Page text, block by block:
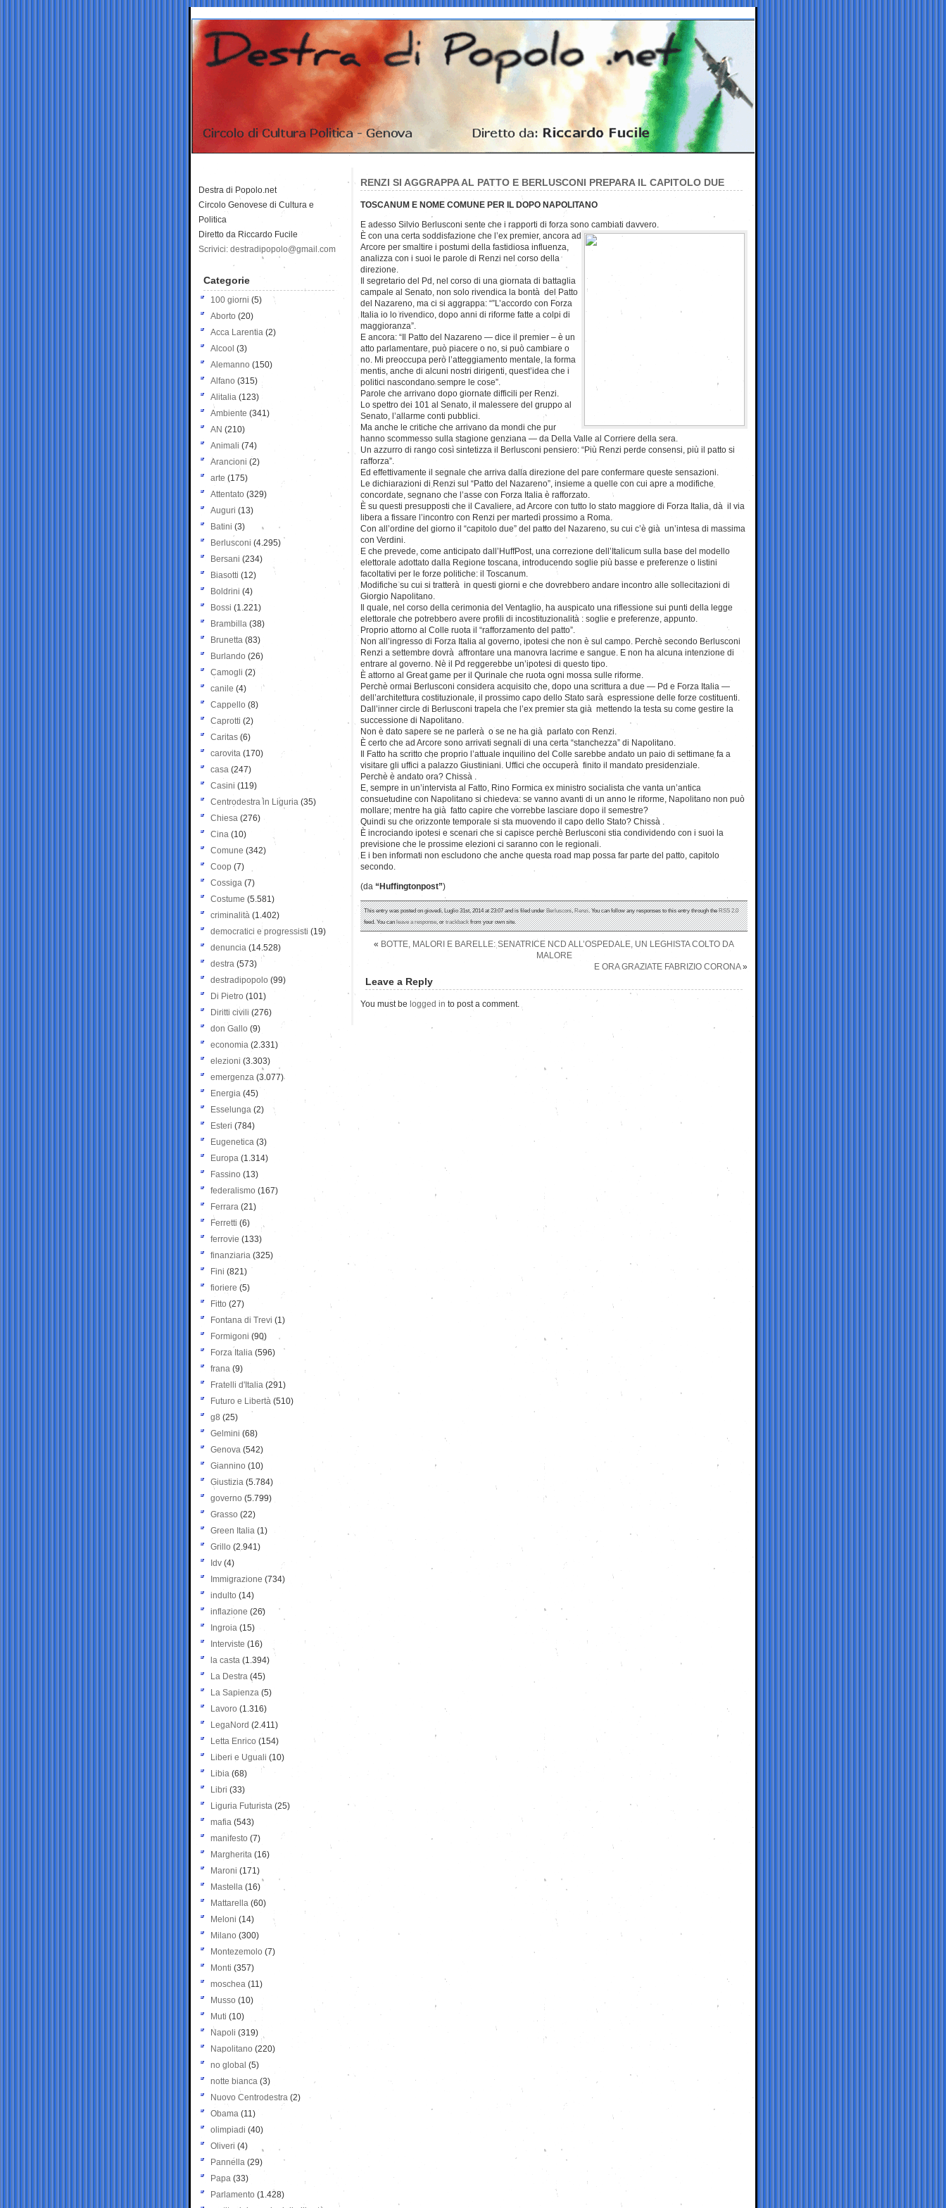
RENZI SI AGGRAPPA AL PATTO E BERLUSCONI PREPARA IL CAPITOLO DUE
TOSCANUM E NOME COMUNE PER IL DOPO NAPOLITANO
E adesso Silvio Berlusconi sente che i rapporti di forza sono cambiati davvero.
È con una certa soddisfazione che l’ex premier, ancora ad
Arcore per smaltire i postumi della fastidiosa influenza,
analizza con i suoi le parole di Renzi nel corso della
direzione.
Il segretario del Pd, nel corso di una giornata di battaglia
campale al Senato, non solo rivendica la bontà del Patto
del Nazareno, ma ci si aggrappa: “”L’accordo con Forza
Italia io lo rivendico, dopo anni di riforme fatte a colpi di
maggioranza”.
E ancora: “Il Patto del Nazareno — dice il premier – è un
atto parlamentare, può piacere o no, si può cambiare o
no. Mi preoccupa però l’atteggiamento mentale, la forma
mentis, anche di alcuni nostri dirigenti, quest’idea che i
politici nascondano sempre le cose”.
Parole che arrivano dopo giornate difficili per Renzi.
Lo spettro dei 101 al Senato, il malessere del gruppo al
Senato, l’allarme conti pubblici.
Ma anche le critiche che arrivano da mondi che pur
hanno scommesso sulla stagione genziana — da Della Valle al Corriere della sera.
Un azzurro di rango così sintetizza il Berlusconi pensiero: “Più Renzi perde consensi, più il patto si
rafforza”.
Ed effettivamente il segnale che arriva dalla direzione del pare confermare queste sensazioni.
Le dichiarazioni di Renzi sul “Patto del Nazareno”, insieme a quelle con cui apre a modifiche
concordate, segnano che l’asse con Forza Italia è rafforzato.
È su questi presupposti che il Cavaliere, ad Arcore con tutto lo stato maggiore di Forza Italia, dà il via
libera a fissare l’incontro con Renzi per martedì prossimo a Roma.
Con all’ordine del giorno il “capitolo due” del patto del Nazareno, su cui c’è già un’intesa di massima
con Verdini.
E che prevede, come anticipato dall’HuffPost, una correzione dell’Italicum sulla base del modello
elettorale adottato dalla Regione toscana, introducendo soglie più basse e preferenze o listini
facoltativi per le forze politiche: il Toscanum.
Modifiche su cui si tratterà in questi giorni e che dovrebbero andare incontro alle sollecitazioni di
Giorgio Napolitano.
Il quale, nel corso della cerimonia del Ventaglio, ha auspicato una riflessione sui punti della legge
elettorale che potrebbero avere profili di incostituzionalità : soglie e preferenze, appunto.
Proprio attorno al Colle ruota il “rafforzamento del patto”.
Non all’ingresso di Forza Italia al governo, ipotesi che non è sul campo. Perchè secondo Berlusconi
Renzi a settembre dovrà affrontare una manovra lacrime e sangue. E non ha alcuna intenzione di
entrare al governo. Nè il Pd reggerebbe un’ipotesi di questo tipo.
È attorno al Great game per il Qurinale che ruota ogni mossa sulle riforme.
Perchè ormai Berlusconi considera acquisito che, dopo una scrittura a due — Pd e Forza Italia —
dell’architettura costituzionale, il prossimo capo dello Stato sarà espressione delle forze costituenti.
Dall’inner circle di Berlusconi trapela che l’ex premier sta già mettendo la testa su come gestire la
successione di Napolitano.
Non è dato sapere se ne parlerà o se ne ha già parlato con Renzi.
È certo che ad Arcore sono arrivati segnali di una certa “stanchezza” di Napolitano.
Il Fatto ha scritto che proprio l’attuale inquilino del Colle sarebbe andato un paio di settimane fa a
visitare gli uffici a palazzo Giustiniani. Uffici che occuperà finito il mandato presidenziale.
Perchè è andato ora? Chissà .
E, sempre in un’intervista al Fatto, Rino Formica ex ministro socialista che vanta un’antica
consuetudine con Napolitano si chiedeva: se vanno avanti di un anno le riforme, Napolitano non può
mollare; mentre ha già fatto capire che vorrebbe lasciare dopo il semestre?
Quindi su che orizzonte temporale si sta muovendo il capo dello Stato? Chissà .
È incrociando ipotesi e scenari che si capisce perchè Berlusconi stia condividendo con i suoi la
previsione che le prossime elezioni ci saranno con le regionali.
E i ben informati non escludono che anche questa road map possa far parte del patto, capitolo
secondo.
(da “Huffingtonpost”)
This entry was posted on giovedì, Luglio 31st, 2014 at 23:07 and is filed underBerlusconi,Renzi. You can follow any responses to this entry through theRSS 2.0
feed. You canleave a response, ortrackbackfrom your own site.
« BOTTE, MALORI E BARELLE: SENATRICE NCD ALL’OSPEDALE, UN LEGHISTA COLTO DA
MALORE
E ORA GRAZIATE FABRIZIO CORONA»
Leave a Reply
You must be logged in to post a comment.
Destra di Popolo.net
Circolo Genovese di Cultura e
Politica
Diretto da Riccardo Fucile
Scrivici: destradipopolo@gmail.com
Categorie
100 giorni (5)
Aborto (20)
Acca Larentia (2)
Alcool (3)
Alemanno (150)
Alfano (315)
Alitalia (123)
Ambiente (341)
AN (210)
Animali (74)
Arancioni (2)
arte (175)
Attentato (329)
Auguri (13)
Batini (3)
Berlusconi (4.295)
Bersani (234)
Biasotti (12)
Boldrini (4)
Bossi (1.221)
Brambilla (38)
Brunetta (83)
Burlando (26)
Camogli (2)
canile (4)
Cappello (8)
Caprotti (2)
Caritas (6)
carovita (170)
casa (247)
Casini (119)
Centrodestra in Liguria (35)
Chiesa (276)
Cina (10)
Comune (342)
Coop (7)
Cossiga (7)
Costume (5.581)
criminalità (1.402)
democratici e progressisti (19)
denuncia (14.528)
destra (573)
destradipopolo (99)
Di Pietro (101)
Diritti civili (276)
don Gallo (9)
economia (2.331)
elezioni (3.303)
emergenza (3.077)
Energia (45)
Esselunga (2)
Esteri (784)
Eugenetica (3)
Europa (1.314)
Fassino (13)
federalismo (167)
Ferrara (21)
Ferretti (6)
ferrovie (133)
finanziaria (325)
Fini (821)
fioriere (5)
Fitto (27)
Fontana di Trevi (1)
Formigoni (90)
Forza Italia (596)
frana (9)
Fratelli d'Italia (291)
Futuro e Libertà (510)
g8 (25)
Gelmini (68)
Genova (542)
Giannino (10)
Giustizia (5.784)
governo (5.799)
Grasso (22)
Green Italia (1)
Grillo (2.941)
Idv (4)
Immigrazione (734)
indulto (14)
inflazione (26)
Ingroia (15)
Interviste (16)
la casta (1.394)
La Destra (45)
La Sapienza (5)
Lavoro (1.316)
LegaNord (2.411)
Letta Enrico (154)
Liberi e Uguali (10)
Libia (68)
Libri (33)
Liguria Futurista (25)
mafia (543)
manifesto (7)
Margherita (16)
Maroni (171)
Mastella (16)
Mattarella (60)
Meloni (14)
Milano (300)
Montezemolo (7)
Monti (357)
moschea (11)
Musso (10)
Muti (10)
Napoli (319)
Napolitano (220)
no global (5)
notte bianca (3)
Nuovo Centrodestra (2)
Obama (11)
olimpiadi (40)
Oliveri (4)
Pannella (29)
Papa (33)
Parlamento (1.428)